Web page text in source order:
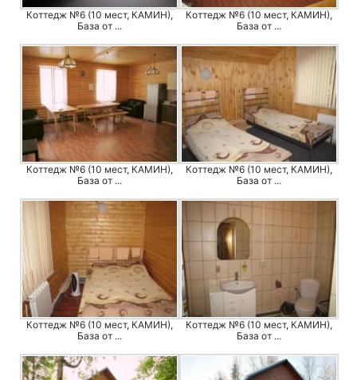
Коттедж №6 (10 мест, КАМИН),
База от ...
Коттедж №6 (10 мест, КАМИН),
База от ...
Коттедж №6 (10 мест, КАМИН),
База от ...
Коттедж №6 (10 мест, КАМИН),
База от ...
Коттедж №6 (10 мест, КАМИН),
База от ...
Коттедж №6 (10 мест, КАМИН),
База от ...